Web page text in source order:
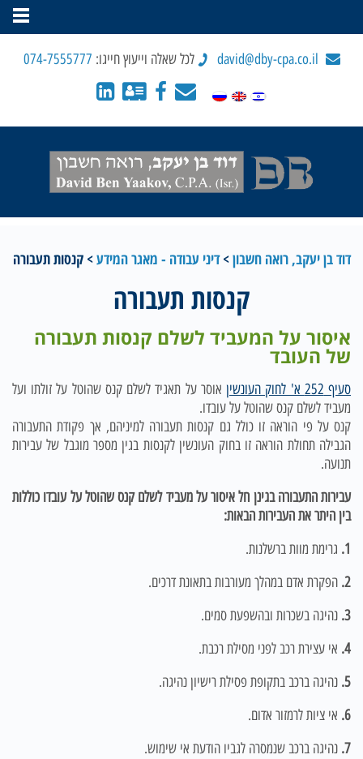
david@dby-cpa.co.il לכל שאלה וייעוץ חייגו: 074-7555777
דוד בן יעקב, רואה חשבון>דיני עבודה - מאגר המידע>קנסות תעבורה
קנסות תעבורה
איסור על המעביד לשלם קנסות תעבורה
של העובד
סעיף 252 א' לחוק העונשין
אוסר על תאגיד לשלם קנס שהוטל על זולתו ועל
מעביד לשלם קנס שהוטל על עובדו.
קנס על פי הוראה זו כולל גם קנסות תעבורה למיניהם, אך פקודת התעבורה
הגבילה תחולת הוראה זו בחוק העונשין לקנסות בגין מספר מוגבל של עבירות
תנועה.
עבירות התעבורה בגינן חל איסור על מעביד לשלם קנס שהוטל על עובדו כוללות
בין היתר את העבירות הבאות:
1. גרימת מוות ברשלנות.
2. הפקרת אדם במהלך מעורבות בתאונת דרכים.
3. נהיגה בשכרות ובהשפעת סמים.
4. אי עצירת רכב לפני מסילת רכבת.
5. נהיגה ברכב בתקופת פסילת רישיון נהיגה.
6. אי ציות לרמזור אדום.
7. נהיגה ברכב שנמסרה לגביו הודעת אי שימוש.